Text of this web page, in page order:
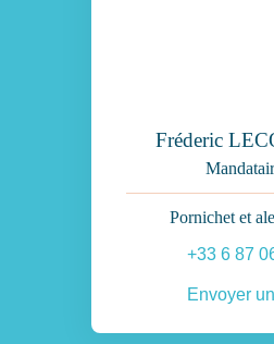
Fréderic
Pornichet et
+33 6 87
Envoyer